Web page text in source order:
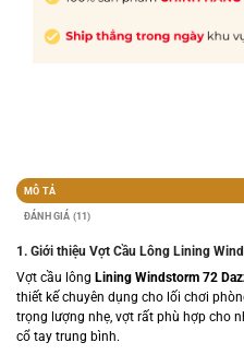
MÔ TẢ
ĐÁNH GIÁ (11)
1. Giới thiệu Vợt Cầu Lông Lining
Vợt cầu lông Lining Windstorm 72
thiết kế chuyên dụng cho lối chơi
trọng lượng nhẹ, vợt rất phù hợp cho
cổ tay trung bình.